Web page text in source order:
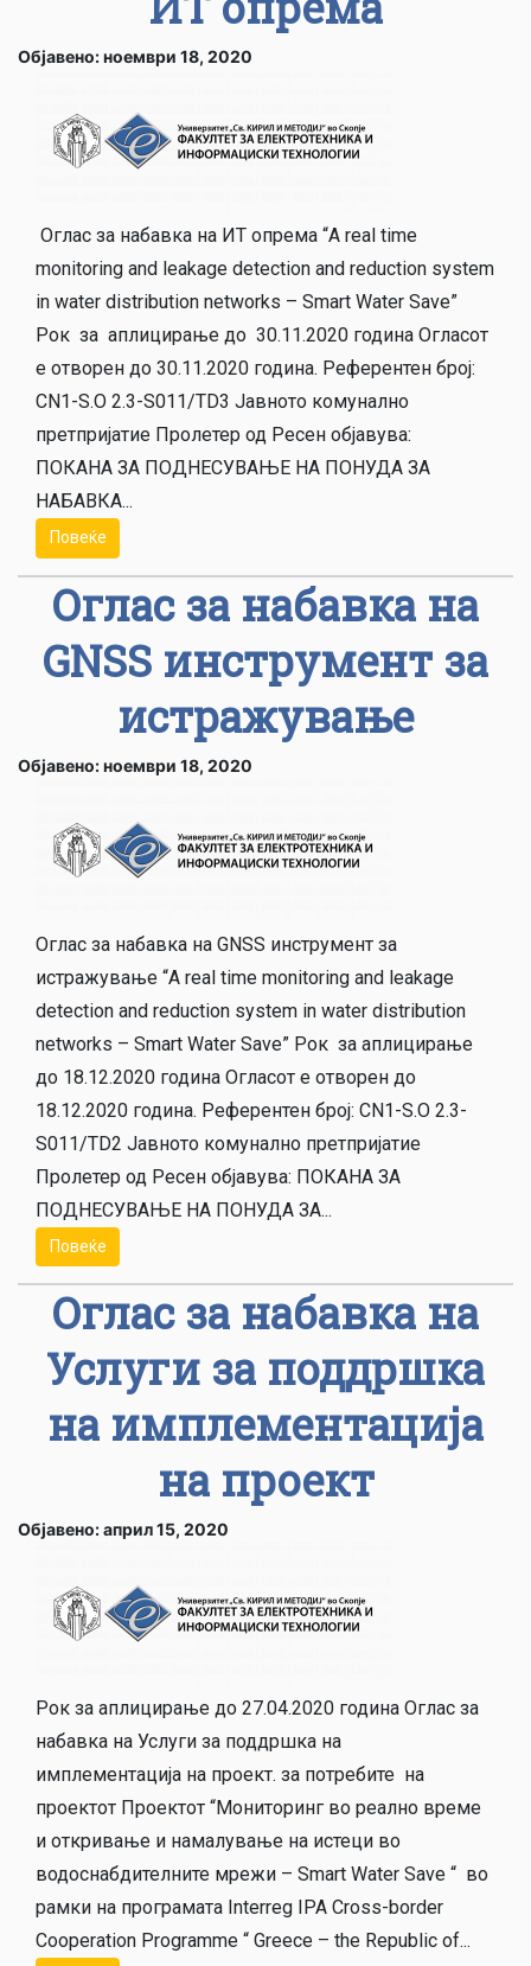
Објавено: ноември 18, 2020
Оглас за набавка на ИТ опрема “A real time
monitoring and leakage detection and reduction system
in water distribution networks – Smart Water Save”
Рок за аплицирање до 30.11.2020 година Огласот
е отворен до 30.11.2020 година. Референтен број:
CN1-S.O 2.3-S011/TD3 Јавното комунално
претпријатие Пролетер од Ресен објавува:
ПОКАНА ЗА ПОДНЕСУВАЊЕ НА ПОНУДА ЗА
НАБАВКА...
Повеќе
Оглас за набавка на
GNSS инструмент за
истражување
Објавено: ноември 18, 2020
Оглас за набавка на GNSS инструмент за
истражување “A real time monitoring and leakage
detection and reduction system in water distribution
networks – Smart Water Save” Рок за аплицирање
до 18.12.2020 година Огласот е отворен до
18.12.2020 година. Референтен број: CN1-S.O 2.3-
S011/TD2 Јавното комунално претпријатие
Пролетер од Ресен објавува: ПОКАНА ЗА
ПОДНЕСУВАЊЕ НА ПОНУДА ЗА...
Повеќе
Оглас за набавка на
Услуги за поддршка
на имплементација
на проект
Објавено: април 15, 2020
Рок за аплицирање до 27.04.2020 година Оглас за
набавка на Услуги за поддршка на
имплементација на проект. за потребите на
проектот Проектот “Мониторинг во реално време
и откривање и намалување на истеци во
водоснабдителните мрежи – Smart Water Save “ во
рамки на програмата Interreg IPA Cross-border
Cooperation Programme “ Greece – the Republic of...